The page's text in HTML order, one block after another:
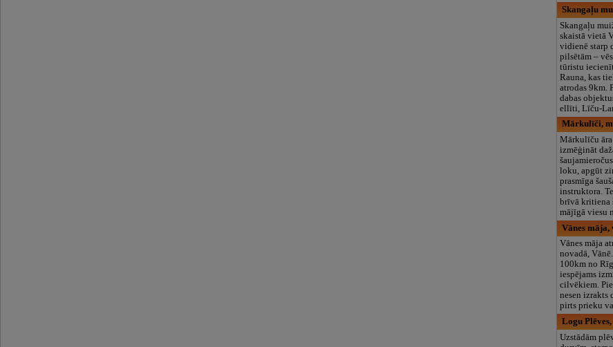
Skangaļu
Skangaļu
skaistā vietā
vidienē starp
pilsētām –
tūristu
Rauna, kas
atrodas 9km.
dabas
ellīti, Līču-
Mārkulīči,
Mārkulīču
izmēģināt
loku, apgūt
prasmīga
instruktora.
brīvā kritiena
mājīgā viesu
Vānes māja,
Vānes māja
novadā,
100km no
iespējams
cilvēkiem.
nesen izrakts
pirts prieku
Logu
Uzstādām